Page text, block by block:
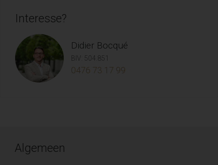
Interesse?
Didier Bocqué
BIV: 504.851
0476 73 17 99
Algemeen